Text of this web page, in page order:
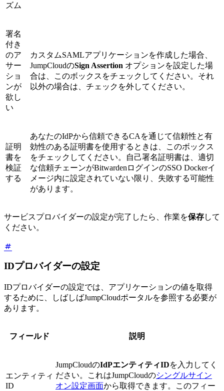
ズム
署名
付き
のア
サー
ショ
ンが
欲し
い
カスタムSAMLアプリケーションを作成した場合、
JumpCloudのSign Assertion オプションを設定した場
合は、このボックスをチェックしてください。それ
以外の場合は、チェックを外してください。
証明
書を
検証
する
あなたのIdPから信頼できるCAを通じて信頼性と有
効性のある証明書を使用するときは、このボックス
をチェックしてください。自己署名証明書は、適切
な信頼チェーンがBitwardenログインのSSO Dockerイ
メージ内に設定されていない限り、失敗する可能性
があります。
サービスプロバイダーの設定が完了したら、作業を保存して
ください。
IDプロバイダーの設定
IDプロバイダーの設定では、アプリケーションの値を取得
するために、しばしばJumpCloudポータルを参照する必要が
あります。
フィールド 説明
エンティティ
ID
JumpCloudのIdPエンティティIDを入力してく
ださい。これはJumpCloudのシングルサイン
オン設定画面から取得できます。このフィー